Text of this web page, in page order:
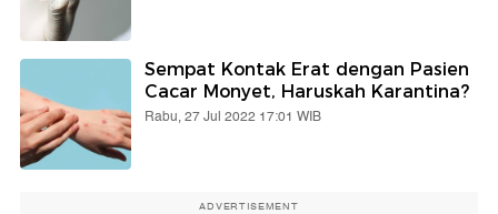
Sempat Kontak Erat dengan Pasien
Cacar Monyet, Haruskah Karantina?
Rabu, 27 Jul 2022 17:01 WIB
ADVERTISEMENT